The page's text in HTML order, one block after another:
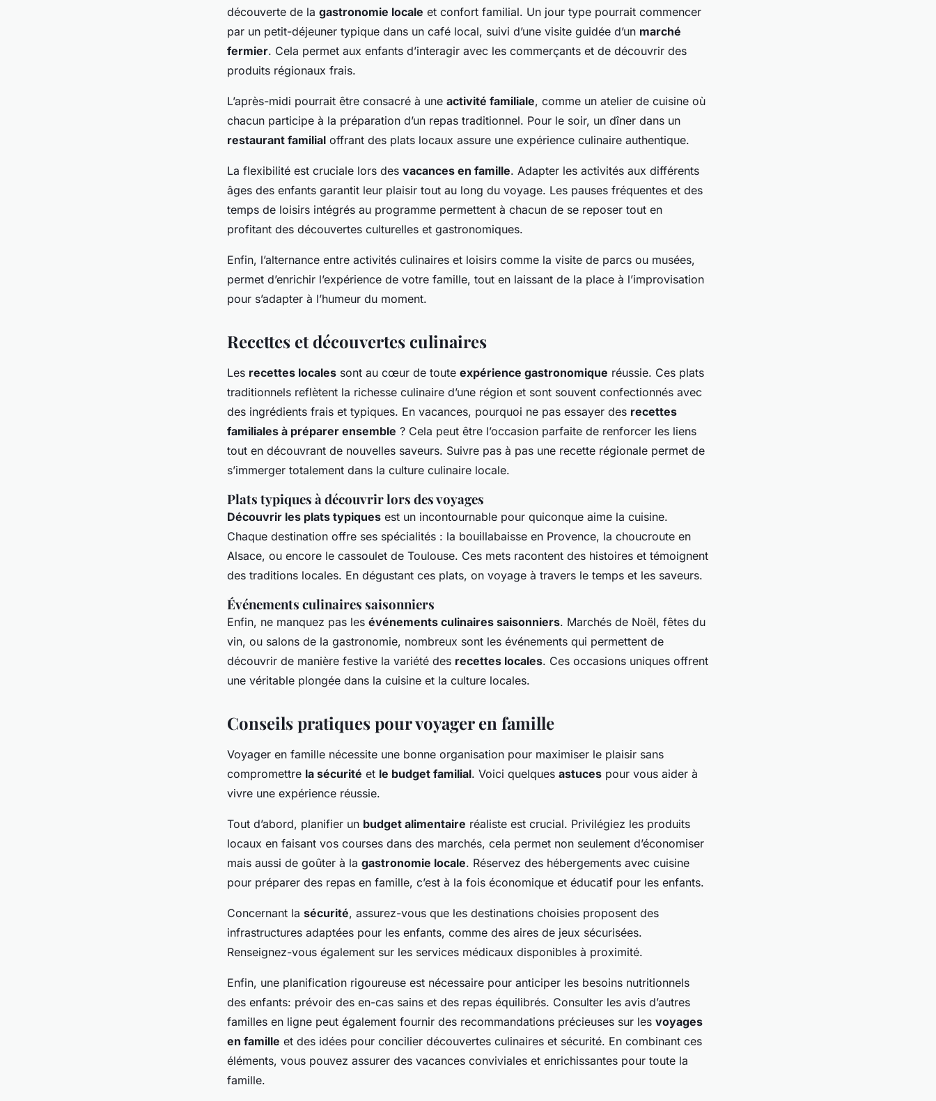
découverte de la gastronomie locale et confort familial. Un jour type pourrait commencer
par un petit-déjeuner typique dans un café local, suivi d’une visite guidée d’un marché
fermier. Cela permet aux enfants d’interagir avec les commerçants et de découvrir des
produits régionaux frais.
L’après-midi pourrait être consacré à une activité familiale, comme un atelier de cuisine où
chacun participe à la préparation d’un repas traditionnel. Pour le soir, un dîner dans un
restaurant familial offrant des plats locaux assure une expérience culinaire authentique.
La flexibilité est cruciale lors des vacances en famille. Adapter les activités aux différents
âges des enfants garantit leur plaisir tout au long du voyage. Les pauses fréquentes et des
temps de loisirs intégrés au programme permettent à chacun de se reposer tout en
profitant des découvertes culturelles et gastronomiques.
Enfin, l’alternance entre activités culinaires et loisirs comme la visite de parcs ou musées,
permet d’enrichir l’expérience de votre famille, tout en laissant de la place à l’improvisation
pour s’adapter à l’humeur du moment.
Recettes et découvertes culinaires
Les recettes locales sont au cœur de toute expérience gastronomique réussie. Ces plats
traditionnels reflètent la richesse culinaire d’une région et sont souvent confectionnés avec
des ingrédients frais et typiques. En vacances, pourquoi ne pas essayer des recettes
familiales à préparer ensemble ? Cela peut être l’occasion parfaite de renforcer les liens
tout en découvrant de nouvelles saveurs. Suivre pas à pas une recette régionale permet de
s’immerger totalement dans la culture culinaire locale.
Plats typiques à découvrir lors des voyages
Découvrir les plats typiques est un incontournable pour quiconque aime la cuisine.
Chaque destination offre ses spécialités : la bouillabaisse en Provence, la choucroute en
Alsace, ou encore le cassoulet de Toulouse. Ces mets racontent des histoires et témoignent
des traditions locales. En dégustant ces plats, on voyage à travers le temps et les saveurs.
Événements culinaires saisonniers
Enfin, ne manquez pas les événements culinaires saisonniers. Marchés de Noël, fêtes du
vin, ou salons de la gastronomie, nombreux sont les événements qui permettent de
découvrir de manière festive la variété des recettes locales. Ces occasions uniques offrent
une véritable plongée dans la cuisine et la culture locales.
Conseils pratiques pour voyager en famille
Voyager en famille nécessite une bonne organisation pour maximiser le plaisir sans
compromettre la sécurité et le budget familial. Voici quelques astuces pour vous aider à
vivre une expérience réussie.
Tout d’abord, planifier un budget alimentaire réaliste est crucial. Privilégiez les produits
locaux en faisant vos courses dans des marchés, cela permet non seulement d’économiser
mais aussi de goûter à la gastronomie locale. Réservez des hébergements avec cuisine
pour préparer des repas en famille, c’est à la fois économique et éducatif pour les enfants.
Concernant la sécurité, assurez-vous que les destinations choisies proposent des
infrastructures adaptées pour les enfants, comme des aires de jeux sécurisées.
Renseignez-vous également sur les services médicaux disponibles à proximité.
Enfin, une planification rigoureuse est nécessaire pour anticiper les besoins nutritionnels
des enfants: prévoir des en-cas sains et des repas équilibrés. Consulter les avis d’autres
familles en ligne peut également fournir des recommandations précieuses sur les voyages
en famille et des idées pour concilier découvertes culinaires et sécurité. En combinant ces
éléments, vous pouvez assurer des vacances conviviales et enrichissantes pour toute la
famille.